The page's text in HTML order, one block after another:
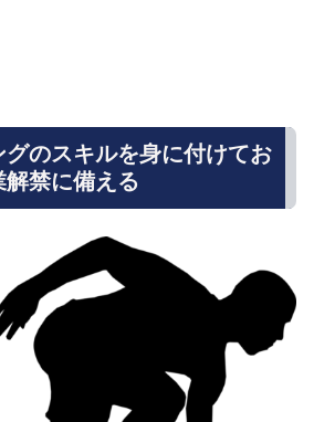
グのスキルを身に付けてお
解禁に備える